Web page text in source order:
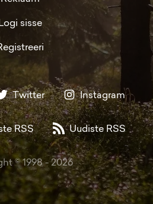
sisse
Twitter Instagram
RSS Uudiste RSS
© 1998 -2026